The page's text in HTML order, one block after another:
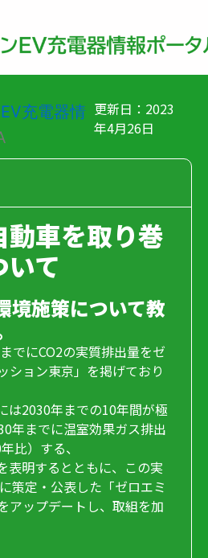
充電器情 更新日：2023
年4月26日
動車を取り巻
いて
境施策について教
でにCO2の実質排出量をゼ
ション東京」を掲げており
は2030年までの10年間が極
年までに温室効果ガス排出
比）する、
表明するとともに、この実
策定・公表した「ゼロエミ
アップデートし、取組を加